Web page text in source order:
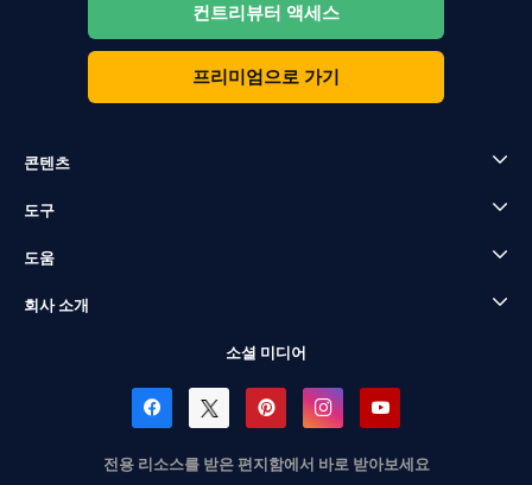
컨트리뷰터 액세스
프리미엄으로 가기
콘텐츠
도구
도움
회사 소개
소셜 미디어
전용 리소스를 받은 편지함에서 바로 받아보세요